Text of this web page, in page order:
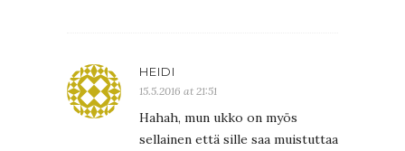
HEIDI
15.5.2016 at 21:51
Hahah, mun ukko on myös
sellainen että sille saa muistuttaa